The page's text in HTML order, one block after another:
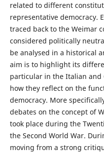
related to different
representative democracy.
traced back to the Weimar
considered politically
be analysed in a historical
aim is to highlight its
particular in the Italian and
how they reflect on the
democracy. More
debates on the concept of
took place during the
the Second World War.
moving from a strong